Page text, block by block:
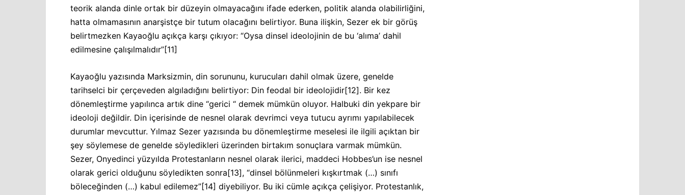
teorik alanda dinle ortak bir düzeyin olmayacağını ifade ederken, politik alanda olabilirliğini,
hatta olmamasının anarşistçe bir tutum olacağını belirtiyor. Buna ilişkin, Sezer ek bir görüş
belirtmezken Kayaoğlu açıkça karşı çıkıyor: “Oysa dinsel ideolojinin de bu ‘alıma’ dahil
edilmesine çalışılmalıdır”[11]
Kayaoğlu yazısında Marksizmin, din sorununu, kurucuları dahil olmak üzere, genelde
tarihselci bir çerçeveden algıladığını belirtiyor: Din feodal bir ideolojidir[12]. Bir kez
dönemleştirme yapılınca artık dine “gerici “ demek mümkün oluyor. Halbuki din yekpare bir
ideoloji değildir. Din içerisinde de nesnel olarak devrimci veya tutucu ayrımı yapılabilecek
durumlar mevcuttur. Yılmaz Sezer yazısında bu dönemleştirme meselesi ile ilgili açıktan bir
şey söylemese de genelde söyledikleri üzerinden birtakım sonuçlara varmak mümkün.
Sezer, Onyedinci yüzyılda Protestanların nesnel olarak ilerici, maddeci Hobbes’un ise nesnel
olarak gerici olduğunu söyledikten sonra[13], “dinsel bölünmeleri kışkırtmak (…) sınıfı
böleceğinden (…) kabul edilemez”[14] diyebiliyor. Bu iki cümle açıkça çelişiyor. Protestanlık,